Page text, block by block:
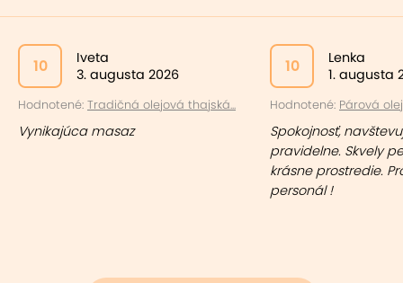
10
Iveta
3. augusta 2026
Hodnotené: Tradičná olejová thajská...
Vynikajúca masaz
10
Lenka
1. augusta
Hodnotené: Párová
Spokojnosť,
pravidelne. Skvely
krásne prostredie.
personál !